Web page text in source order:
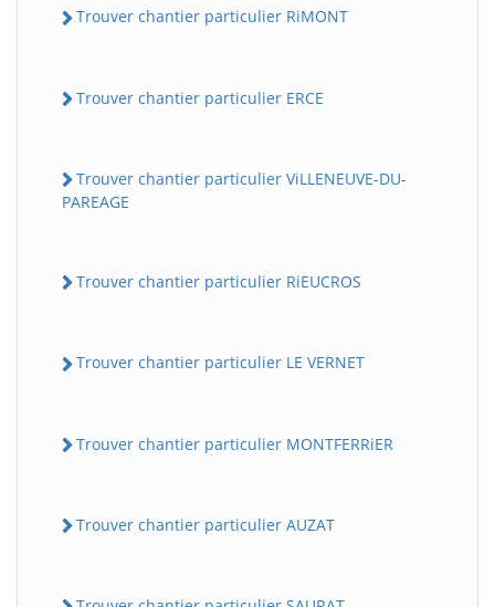
Trouver chantier particulier RiMONT
Trouver chantier particulier ERCE
Trouver chantier particulier ViLLENEUVE-DU-
PAREAGE
Trouver chantier particulier RiEUCROS
Trouver chantier particulier LE VERNET
Trouver chantier particulier MONTFERRiER
Trouver chantier particulier AUZAT